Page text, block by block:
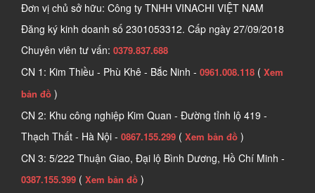
Đơn vị chủ sở hữu: Công ty TNHH VINACHI VIỆT NAM
Đăng ký kinh doanh số 2301053312. Cấp ngày 27/09/2018
Chuyên viên tư vấn: 0379.837.688
CN 1: Kim Thiều - Phù Khê - Bắc Ninh - 0961.008.118 ( Xem
bản đồ )
CN 2: Khu công nghiệp Kim Quan - Đường tỉnh lộ 419 -
Thạch Thất - Hà Nội - 0867.155.299 ( Xem bản đồ )
CN 3: 5/222 Thuận Giao, Đại lộ Bình Dương, Hồ Chí Minh -
0387.155.399 ( Xem bản đồ )